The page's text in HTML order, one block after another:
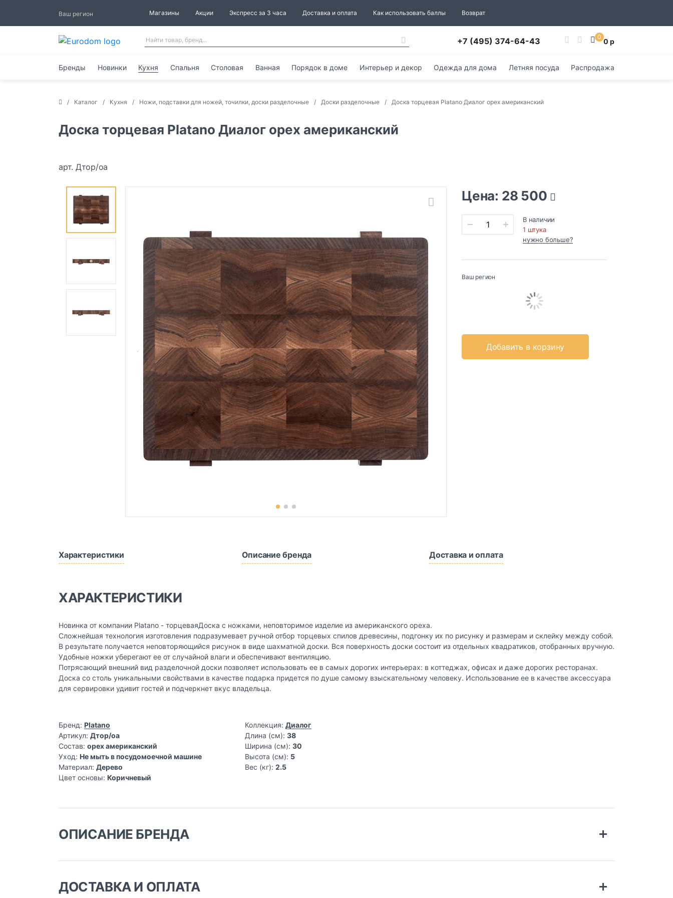
Ваш регион Магазины Акции Экспресс за 3 часа Доставка и оплата Как использовать баллы Возврат
+7 (495) 374-64-43 0 0 р
Бренды Новинки Кухня Спальня Столовая Ванная Порядок в доме Интерьер и декор Одежда для дома Летняя посуда Распродажа
Каталог Кухня Ножи, подставки для ножей, точилки, доски разделочные Доски разделочные Доска торцевая Platano Диалог орех американский
Доска торцевая Platano Диалог орех американский
арт. Дтор/оа
Цена: 28 500
В наличии
1 штука
нужно больше?
Ваш регион
Добавить в корзину
Характеристики Описание бренда Доставка и оплата
ХАРАКТЕРИСТИКИ
Новинка от компании Platano - торцеваяДоска с ножками, неповторимое изделие из американского ореха.
Сложнейшая технология изготовления подразумевает ручной отбор торцевых спилов древесины, подгонку их по рисунку и размерам и склейку между собой.
В результате получается неповторяющийся рисунок в виде шахматной доски. Вся поверхность доски состоит из отдельных квадратиков, отобранных вручную.
Удобные ножки уберегают ее от случайной влаги и обеспечивают вентиляцию.
Потрясающий внешний вид разделочной доски позволяет использовать ее в самых дорогих интерьерах: в коттеджах, офисах и даже дорогих ресторанах.
Доска со столь уникальными свойствами в качестве подарка придется по душе самому взыскательному человеку. Использование ее в качестве аксессуара
для сервировки удивит гостей и подчеркнет вкус владельца.
Бренд: Platano
Артикул: Дтор/оа
Состав: орех американский
Уход: Не мыть в посудомоечной машине
Материал: Дерево
Цвет основы: Коричневый
Коллекция: Диалог
Длина (см): 38
Ширина (см): 30
Высота (см): 5
Вес (кг): 2.5
ОПИСАНИЕ БРЕНДА
станок гидроабразивной резки. Участок металлообработки и работы с камнем. Станок лазерной резки, фрезерный и токарный станки с ЧПУ.
Но самое главное – мастера со стажем работы 15-25 лет. Люди, для которых их профессия является также их хобби.
ДОСТАВКА И ОПЛАТА